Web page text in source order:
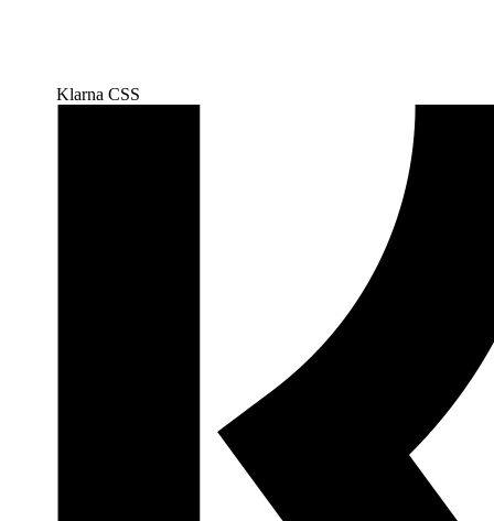
Klarna CSS